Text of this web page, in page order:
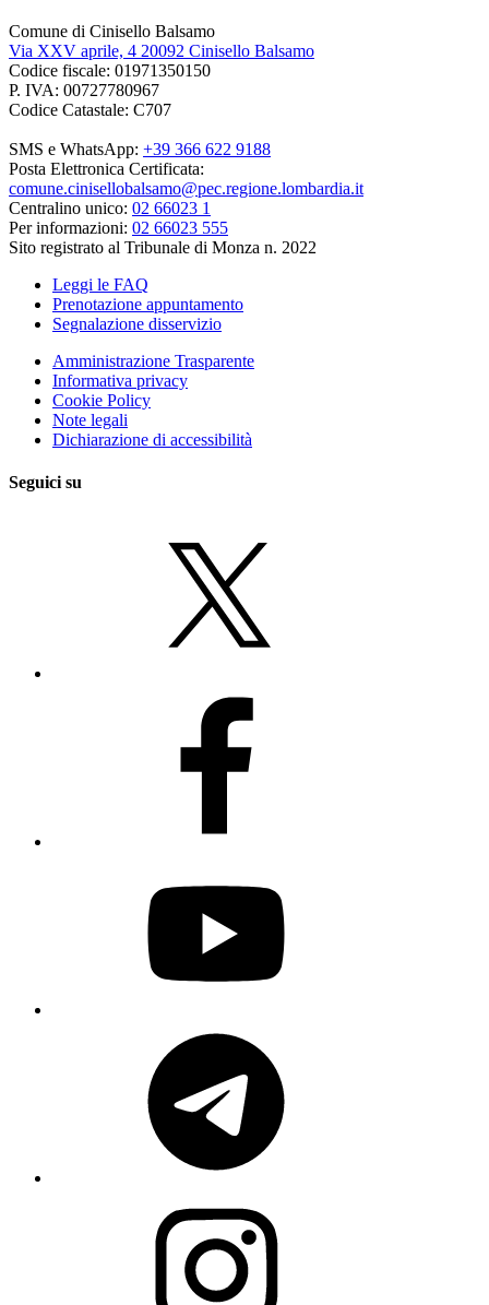
Comune di Cinisello Balsamo
Via XXV aprile, 4 20092 Cinisello Balsamo
Codice fiscale: 01971350150
P. IVA: 00727780967
Codice Catastale: C707
SMS e WhatsApp: +39 366 622 9188
Posta Elettronica Certificata:
comune.cinisellobalsamo@pec.regione.lombardia.it
Centralino unico: 02 66023 1
Per informazioni: 02 66023 555
Sito registrato al Tribunale di Monza n. 2022
Leggi le FAQ
Prenotazione appuntamento
Segnalazione disservizio
Amministrazione Trasparente
Informativa privacy
Cookie Policy
Note legali
Dichiarazione di accessibilità
Seguici su